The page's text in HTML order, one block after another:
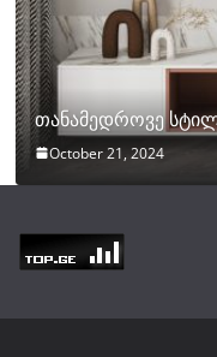
თანამედროვე
October 21, 2024